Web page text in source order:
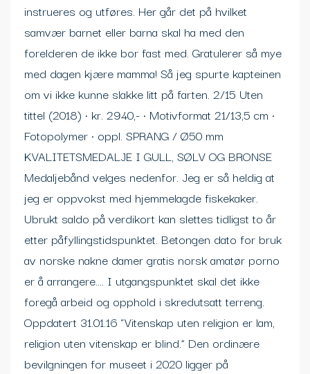
instrueres og utføres. Her går det på hvilket
samvær barnet eller barna skal ha med den
forelderen de ikke bor fast med. Gratulerer så mye
med dagen kjære mamma! Så jeg spurte kapteinen
om vi ikke kunne slakke litt på farten. 2/15 Uten
tittel (2018) • kr. 2940,- • Motivformat 21/13,5 cm •
Fotopolymer • oppl. SPRANG / Ø50 mm
KVALITETSMEDALJE I GULL, SØLV OG BRONSE
Medaljebånd velges nedenfor. Jeg er så heldig at
jeg er oppvokst med hjemmelagde fiskekaker.
Ubrukt saldo på verdikort kan slettes tidligst to år
etter påfyllingstidspunktet. Betongen dato for bruk
av norske nakne damer gratis norsk amatør porno
er å arrangere…. I utgangspunktet skal det ikke
foregå arbeid og opphold i skredutsatt terreng.
Oppdatert 31.01.16 “Vitenskap uten religion er lam,
religion uten vitenskap er blind.” Den ordinære
bevilgningen for museet i 2020 ligger på